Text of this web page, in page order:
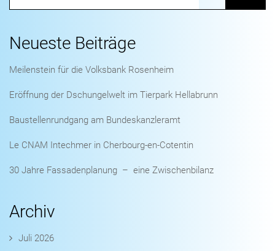
Neueste Beiträge
Meilenstein für die Volksbank Rosenheim
Eröffnung der Dschungelwelt im Tierpark Hellabrunn
Baustellenrundgang am Bundeskanzleramt
Le CNAM Intechmer in Cherbourg-en-Cotentin
30 Jahre Fassadenplanung – eine Zwischenbilanz
Archiv
Juli 2026